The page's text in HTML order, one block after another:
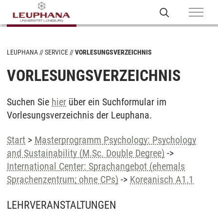
LEUPHANA SERVICE VORLESUNGSVERZEICHNIS
VORLESUNGSVERZEICHNIS
Suchen Sie hier über ein Suchformular im
Vorlesungsverzeichnis der Leuphana.
Start > Masterprogramm Psychology: Psychology
and Sustainability (M.Sc. Double Degree) ->
International Center: Sprachangebot (ehemals
Sprachenzentrum; ohne CPs) -> Koreanisch A1.1
LEHRVERANSTALTUNGEN